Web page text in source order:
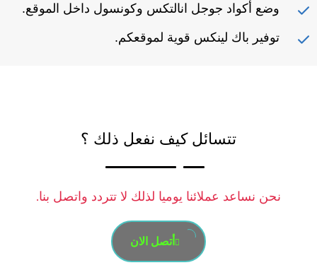
وضع أكواد جوجل انالتكس وكونسول داخل الموقع.
توفير باك لينكس قوية لموقعكم.
تتسائل كيف نفعل ذلك ؟
نحن نساعد عملائنا يوميا لذلك لا تتردد واتصل بنا.
أتصل الان